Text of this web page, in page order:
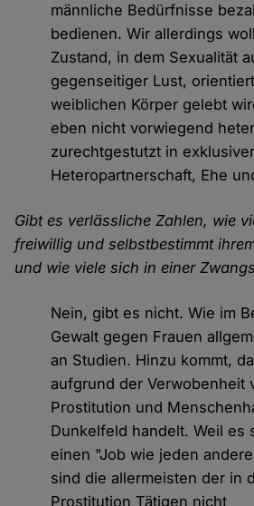
männliche Bedürfnisse
bedienen. Wir allerdings
Zustand, in dem Sexualität
gegenseitiger Lust,
weiblichen Körper gelebt
eben nicht vorwiegend
zurechtgestutzt in exklusiver
Heteropartnerschaft, Ehe
Gibt es verlässliche Zahlen, wie
freiwillig und selbstbestimmt
und wie viele sich in einer
Nein, gibt es nicht. Wie im
Gewalt gegen Frauen
an Studien. Hinzu kommt,
aufgrund der Verwobenheit
Prostitution und
Dunkelfeld handelt. Weil es
einen "Job wie jeden
sind die allermeisten der in
Prostitution Tätigen nicht